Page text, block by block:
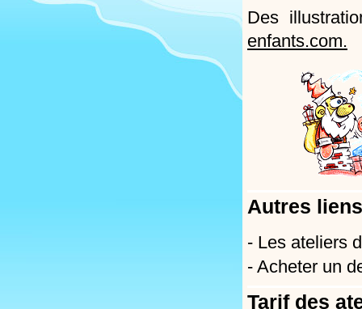
Des
enfants.com.
Autres
- Les ateliers
- Acheter un
Tarif des